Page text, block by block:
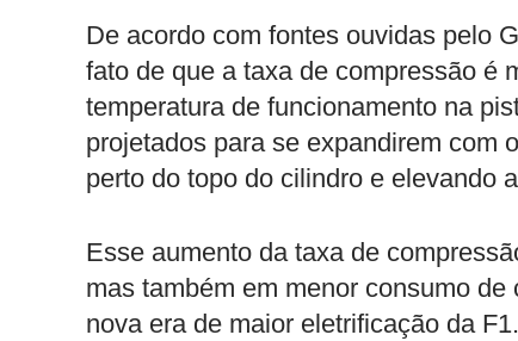
De acordo com fontes ouvidas pelo
fato de que a taxa de compressão é
temperatura de funcionamento na
projetados para se expandirem com
perto do topo do cilindro e elevando
Esse aumento da taxa de
mas também em menor consumo
nova era de maior eletrificação da